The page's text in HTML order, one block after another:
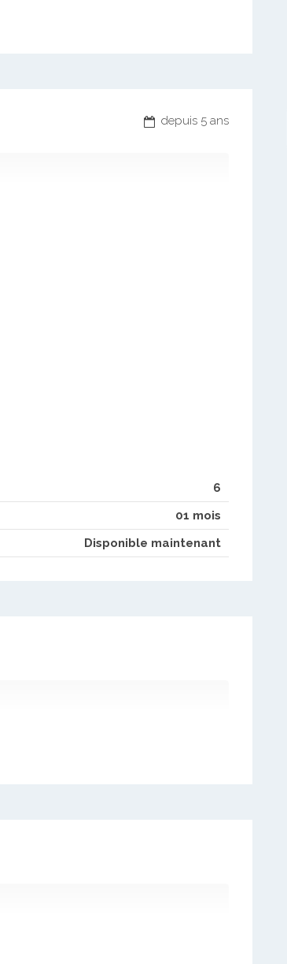
depuis 5 ans
6
01 mois
Disponible maintenant